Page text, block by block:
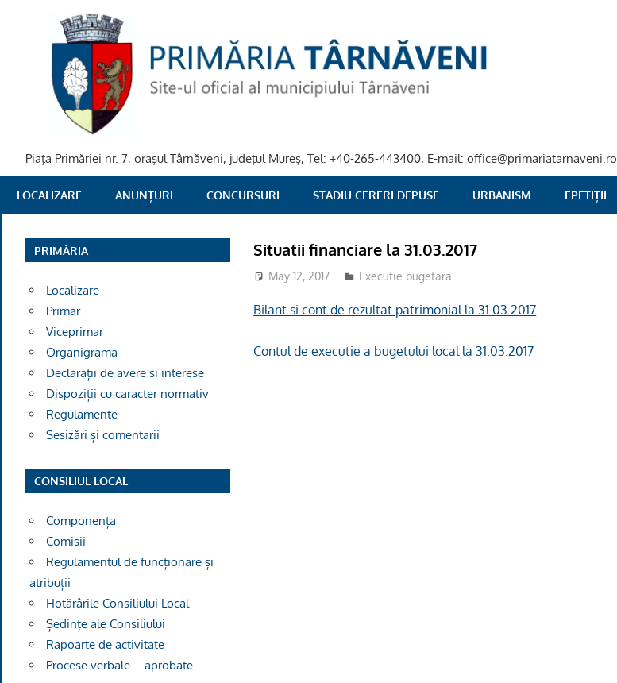
PRIMARIA
TARNAVENI
Piaţa Primăriei nr. 7, oraşul Târnăveni, judeţul Mureş, Tel: +40-265-443400, E-mail: office@primariatarnaveni.ro
LOCALIZARE ANUNȚURI CONCURSURI STADIU CERERI DEPUSE URBANISM EPETIȚII
Situatii financiare la 31.03.2017
May 12, 2017 admsite
Executie bugetara
Bilant si cont de rezultat patrimonial la 31.03.2017
Contul de executie a bugetului local la 31.03.2017
PRIMĂRIA
Localizare
Primar
Viceprimar
Organigrama
Declarații de avere si interese
Dispoziții cu caracter normativ
Regulamente
Sesizări și comentarii
CONSILIUL LOCAL
Componența
Comisii
Regulamentul de funcționare și
atribuții
Hotărârile Consiliului Local
Ședințe ale Consiliului
Rapoarte de activitate
Procese verbale – aprobate